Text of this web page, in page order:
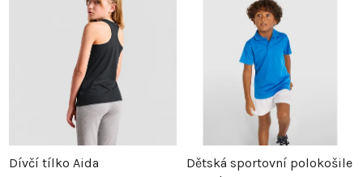
Dívčí tílko Aida
Dětská sportovní polokošile